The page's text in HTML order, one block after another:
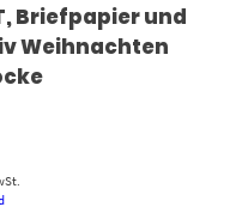
Briefpapier und
Weihnachten